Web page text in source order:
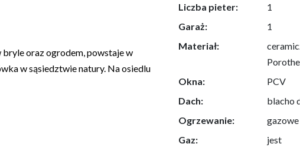
oraz ogrodem, powstaje w
w sąsiedztwie natury. Na osiedlu
Liczba pieter:
1
Garaż:
1
Materiał:
Okna:
PCV
Dach:
blacho
Ogrzewanie:
gazowe
Gaz:
jest